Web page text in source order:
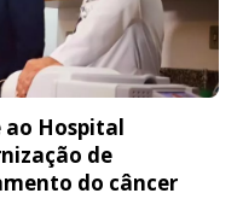
ao Hospital
de
do câncer